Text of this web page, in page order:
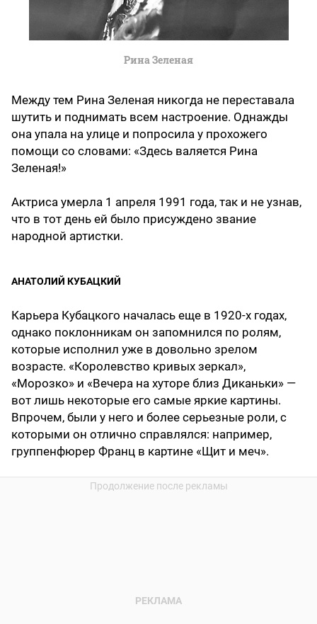
Рина Зеленая
Между тем Рина Зеленая никогда не переставала
шутить и поднимать всем настроение. Однажды
она упала на улице и попросила у прохожего
помощи со словами: «Здесь валяется Рина
Зеленая!»
Актриса умерла 1 апреля 1991 года, так и не узнав,
что в тот день ей было присуждено звание
народной артистки.
АНАТОЛИЙ КУБАЦКИЙ
Карьера Кубацкого началась еще в 1920-х годах,
однако поклонникам он запомнился по ролям,
которые исполнил уже в довольно зрелом
возрасте. «Королевство кривых зеркал»,
«Морозко» и «Вечера на хуторе близ Диканьки» —
вот лишь некоторые его самые яркие картины.
Впрочем, были у него и более серьезные роли, с
которыми он отлично справлялся: например,
группенфюрер Франц в картине «Щит и меч».